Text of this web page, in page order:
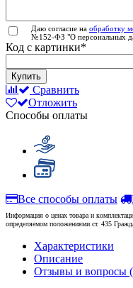
Даю согласие на обработку
№152-ФЗ "О персональных
Код с картинки*
Купить
Сравнить
Отложить
Способы оплаты
Все способы оплаты
Информация о ценах товара и
определяемом положениями ст. 435
Характеристики
Описание
Отзывы и вопросы